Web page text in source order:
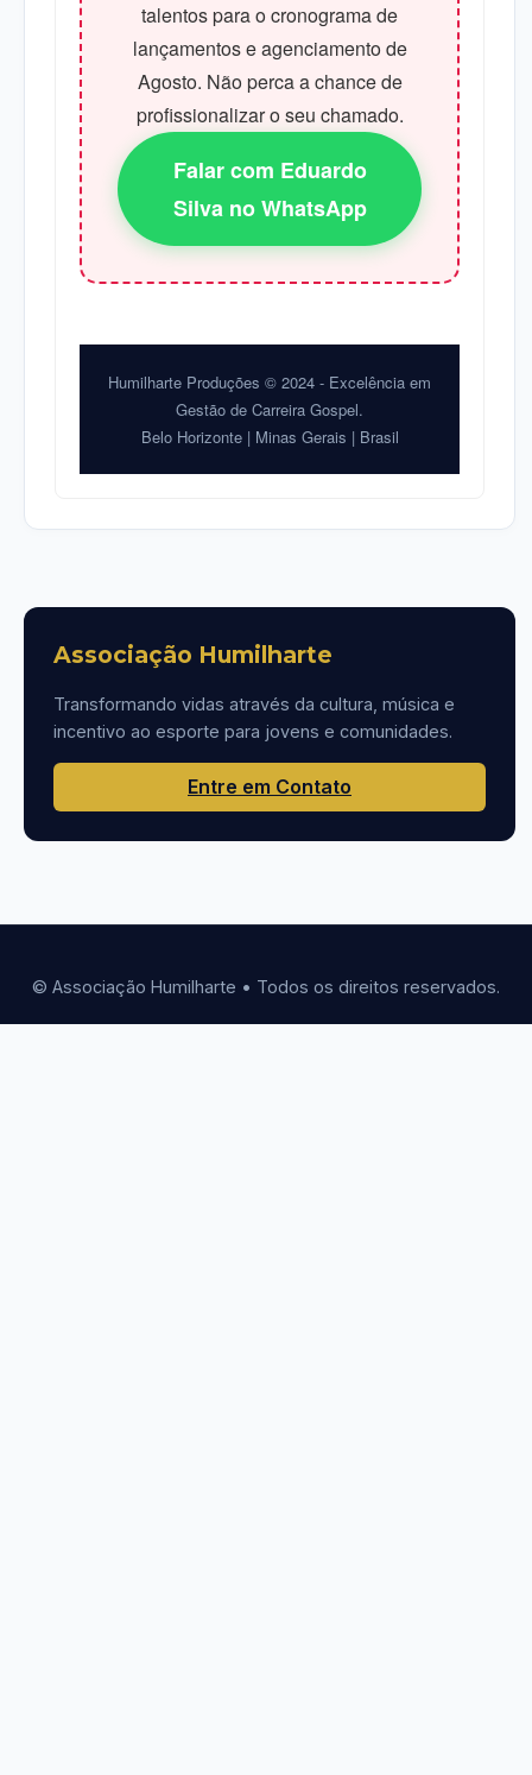
talentos para o cronograma de
lançamentos e agenciamento de
Agosto. Não perca a chance de
profissionalizar o seu chamado.
Falar com Eduardo
Silva no WhatsApp
Humilharte Produções © 2024 - Excelência em
Gestão de Carreira Gospel.
Belo Horizonte | Minas Gerais | Brasil
Associação Humilharte
Transformando vidas através da cultura, música e
incentivo ao esporte para jovens e comunidades.
Entre em Contato
© Associação Humilharte • Todos os direitos reservados.